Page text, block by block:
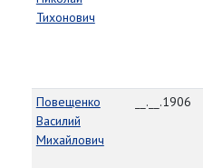
Тихонович
Повещенко
Василий
Михайлович
__.__.1906